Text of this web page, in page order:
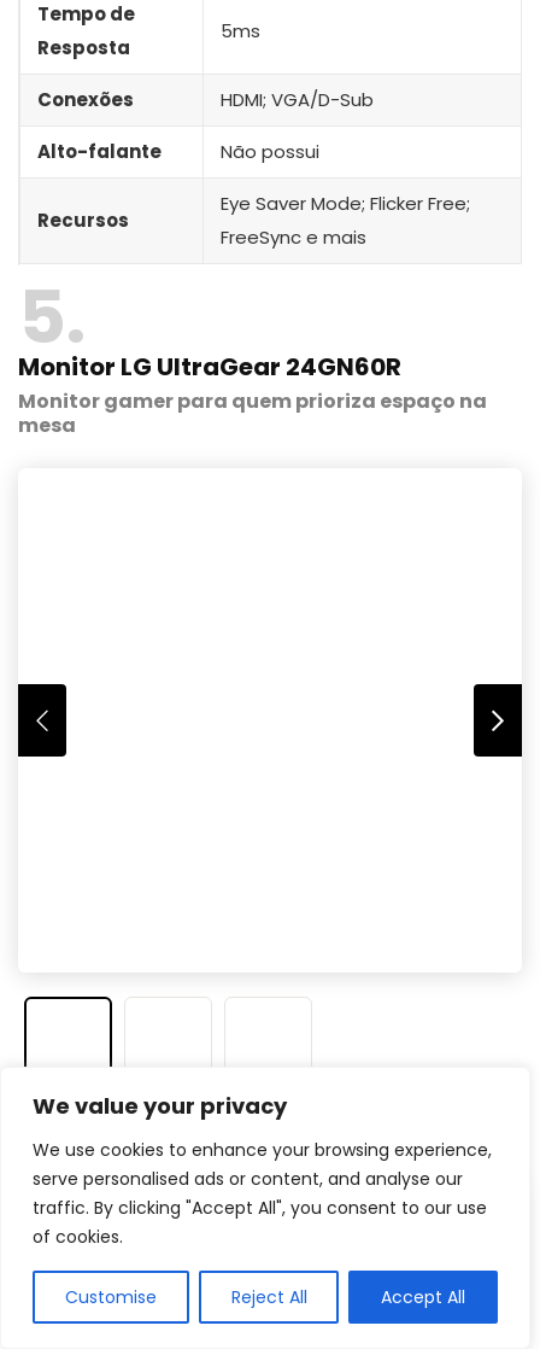
We value your privacy
We use cookies to enhance your browsing experience,
serve personalised ads or content, and analyse our
traffic. By clicking "Accept All", you consent to our use
of cookies.
Customise Reject All Accept All
Tempo de
Resposta
5ms
Conexões HDMI; VGA/D-Sub
Alto-falante Não possui
Recursos
Eye Saver Mode; Flicker Free;
FreeSync e mais
5
Monitor LG UltraGear 24GN60R
Monitor gamer para quem prioriza espaço na
mesa
Veja na Amazon
Prós
Tela IPS com HDR10
Um dos melhores tempo de resposta para